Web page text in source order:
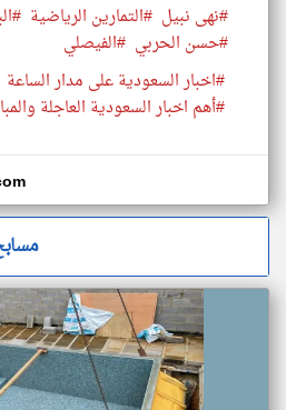
#نهى نبيل #التمارين الرياضية
#حسن الحربي #الفيصلي
#اخبار السعودية على مدار الساعة
#أهم اخبار السعودية العاجلة